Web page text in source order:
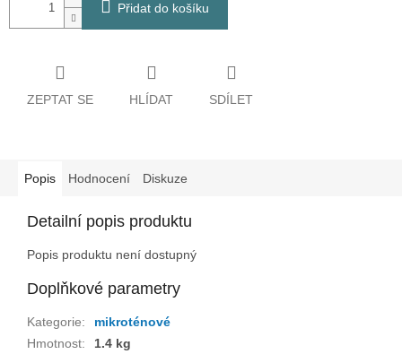
Přidat do košíku
ZEPTAT SE HLÍDAT SDÍLET
Popis Hodnocení Diskuze
Detailní popis produktu
Popis produktu není dostupný
Doplňkové parametry
Kategorie:
mikroténové
Hmotnost: 1.4 kg